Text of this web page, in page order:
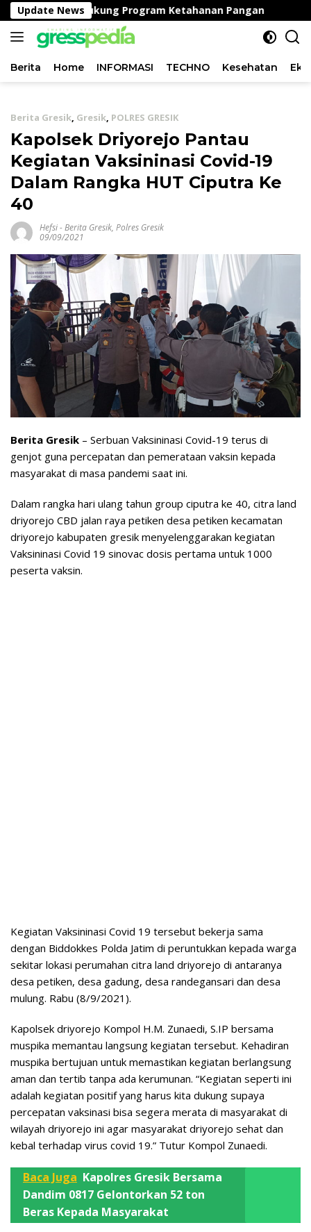
Langsung
ke
konten
Update NewsDukung Program Ketahanan Pangan
Berita Home INFORMASI TECHNO Kesehatan
Berita Gresik, Gresik, POLRES GRESIK
Kapolsek Driyorejo Pantau
Kegiatan Vaksininasi Covid-19
Dalam Rangka HUT Ciputra Ke
40
Hefsi-Berita Gresik, Polres Gresik
09/09/2021
Berita Gresik – Serbuan Vaksininasi Covid-19 terus di
genjot guna percepatan dan pemerataan vaksin kepada
masyarakat di masa pandemi saat ini.
Dalam rangka hari ulang tahun group ciputra ke 40, citra land
driyorejo CBD jalan raya petiken desa petiken kecamatan
driyorejo kabupaten gresik menyelenggarakan kegiatan
Vaksininasi Covid 19 sinovac dosis pertama untuk 1000
peserta vaksin.
Kegiatan Vaksininasi Covid 19 tersebut bekerja sama
dengan Biddokkes Polda Jatim di peruntukkan kepada warga
sekitar lokasi perumahan citra land driyorejo di antaranya
desa petiken, desa gadung, desa randegansari dan desa
mulung. Rabu (8/9/2021).
Kapolsek driyorejo Kompol H.M. Zunaedi, S.IP bersama
muspika memantau langsung kegiatan tersebut. Kehadiran
muspika bertujuan untuk memastikan kegiatan berlangsung
aman dan tertib tanpa ada kerumunan. “Kegiatan seperti ini
adalah kegiatan positif yang harus kita dukung supaya
percepatan vaksinasi bisa segera merata di masyarakat di
wilayah driyorejo ini agar masyarakat driyorejo sehat dan
kebal terhadap virus covid 19.” Tutur Kompol Zunaedi.
Baca Juga Kapolres Gresik Bersama
Dandim 0817 Gelontorkan 52 ton
Beras Kepada Masyarakat